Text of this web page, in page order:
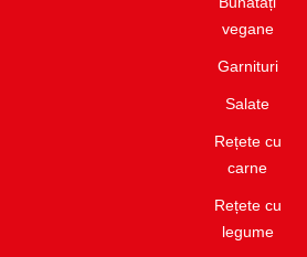
vegane
Garnituri​
Salate​
Rețete cu
carne​
Rețete cu
legume